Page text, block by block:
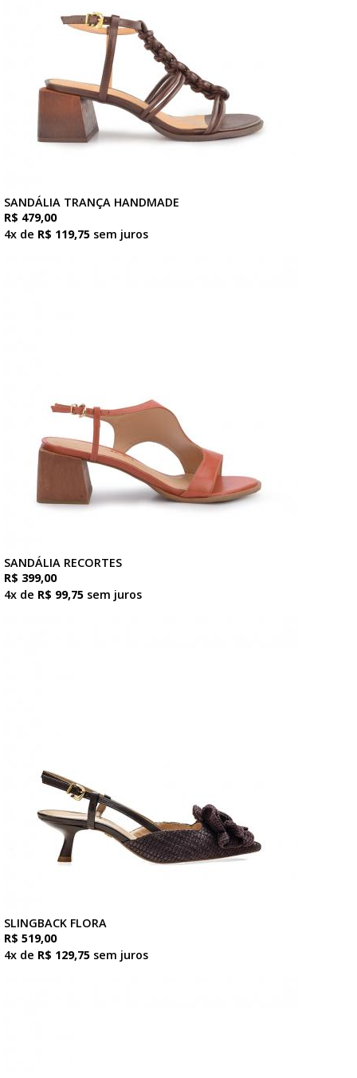
SANDÁLIA TRANÇA HANDMADE
R$ 479,00
4x de R$ 119,75 sem juros
SANDÁLIA RECORTES
R$ 399,00
4x de R$ 99,75 sem juros
SLINGBACK FLORA
R$ 519,00
4x de R$ 129,75 sem juros